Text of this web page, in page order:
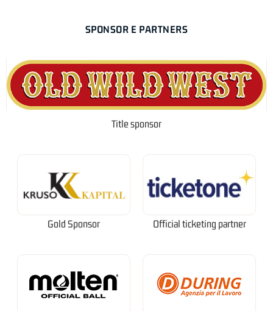
SPONSOR E PARTNERS
Title sponsor
Gold Sponsor Official ticketing partner